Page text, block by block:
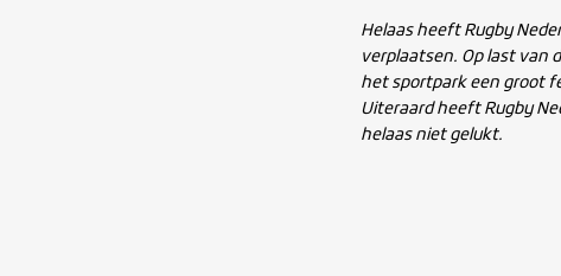
Helaas heeft Rugby
verplaatsen. Op last van
het sportpark een groot
Uiteraard heeft Rugby
helaas niet gelukt.